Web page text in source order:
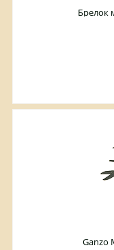
Брелок
Ganzo